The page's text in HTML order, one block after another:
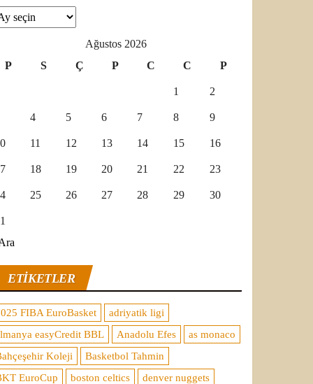
Ağustos 2026
P
S Ç P C C P
1 2
4 5 6 7 8 9
11 12 13 14 15 16
18 19 20 21 22 23
25 26 27 28 29 30
ETIKETLER
FIBA EuroBasket
adriyatik ligi
easyCredit BBL
Anadolu Efes
as monaco
Koleji
Basketbol Tahmin
EuroCup
boston celtics
denver nuggets